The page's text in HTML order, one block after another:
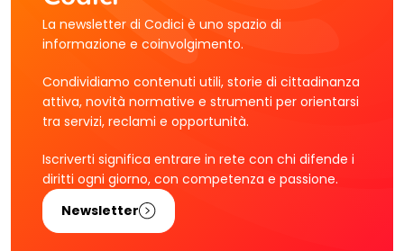
La newsletter di Codici è uno spazio di
informazione e coinvolgimento.
Condividiamo contenuti utili, storie di cittadinanza
attiva, novità normative e strumenti per orientarsi
tra servizi, reclami e opportunità.
Iscriverti significa entrare in rete con chi difende i
diritti ogni giorno, con competenza e passione.
Newsletter